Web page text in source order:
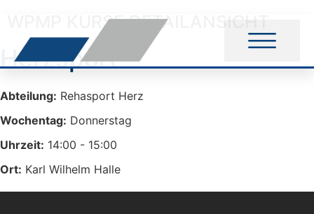
WPMP KURSE DETAILANSICHT
Herzsport
Abteilung: Rehasport Herz
Wochentag: Donnerstag
Uhrzeit: 14:00 - 15:00
Ort: Karl Wilhelm Halle